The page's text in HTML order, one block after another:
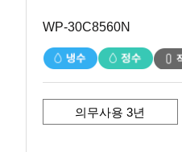
WP-30C8560N
의무사용 3년